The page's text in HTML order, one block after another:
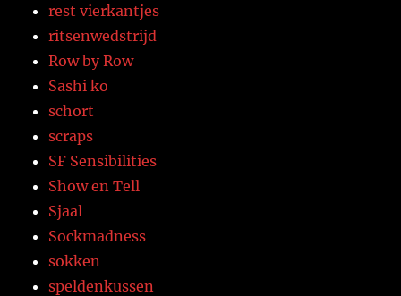
rest vierkantjes
ritsenwedstrijd
Row by Row
Sashi ko
schort
scraps
SF Sensibilities
Show en Tell
Sjaal
Sockmadness
sokken
speldenkussen